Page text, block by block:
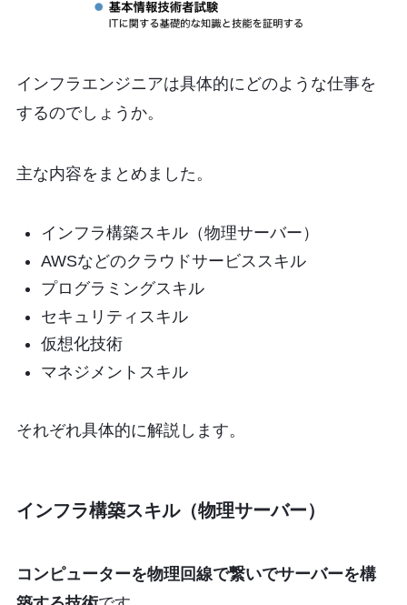
インフラエンジニアは具体的にどのような仕事を
するのでしょうか。
主な内容をまとめました。
インフラ構築スキル（物理サーバー）
AWSなどのクラウドサービススキル
プログラミングスキル
セキュリティスキル
仮想化技術
マネジメントスキル
それぞれ具体的に解説します。
インフラ構築スキル（物理サーバー）
コンピューターを物理回線で繋いでサーバーを構